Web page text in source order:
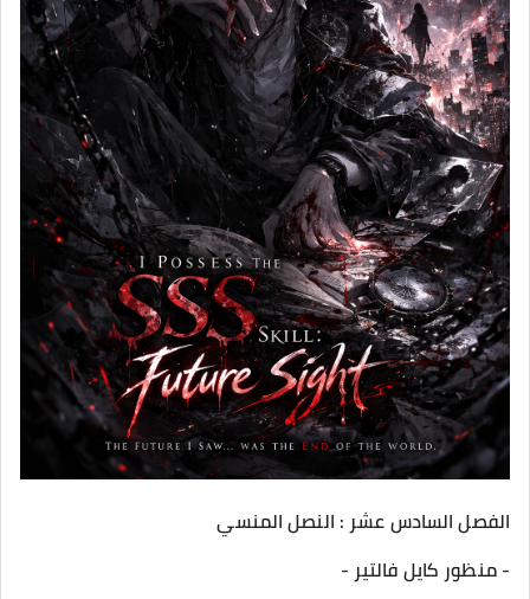
الفصل السادس عشر : النصل المنسي
- منظور كايل فالتير -